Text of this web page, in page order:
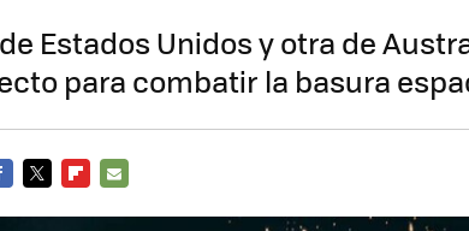
Estados Unidos y otra de
para combatir la basura